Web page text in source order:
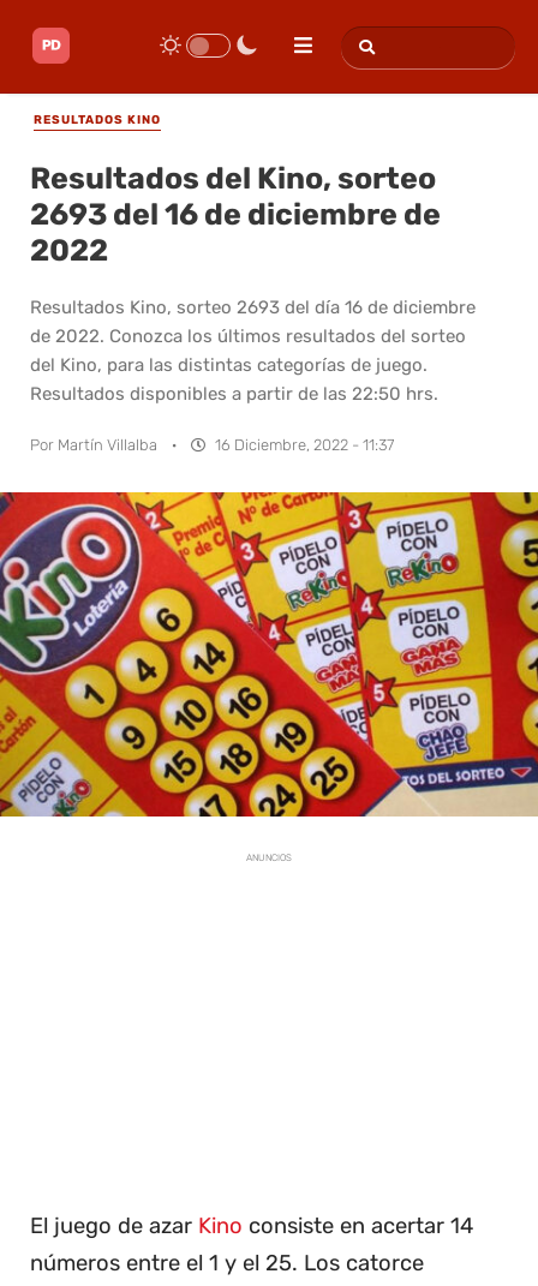
RESULTADOS KINO
Resultados del Kino, sorteo
2693 del 16 de diciembre de
2022
Resultados Kino, sorteo 2693 del día 16 de diciembre
de 2022. Conozca los últimos resultados del sorteo
del Kino, para las distintas categorías de juego.
Resultados disponibles a partir de las 22:50 hrs.
Por Martín Villalba · 16 Diciembre, 2022 - 11:37
ANUNCIOS
El juego de azar Kino consiste en acertar 14
números entre el 1 y el 25. Los catorce